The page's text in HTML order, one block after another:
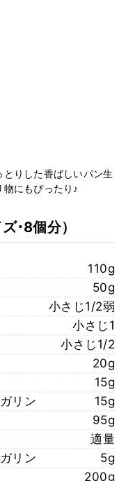
りした香ばしいパン生
にもぴったり♪
･8個分）
110g
50g
小さじ1/2弱
小さじ1
小さじ1/2
20g
15g
リン
15g
95g
適量
リン
5g
200g